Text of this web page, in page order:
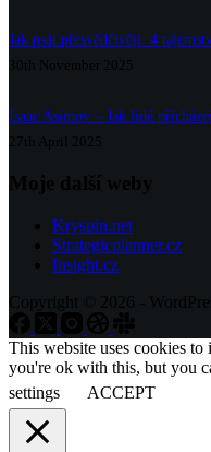
Jak psát přesvědčivěji: 4
30th November 2025
Isaac Asimov – Jak lidé
27th April 2025
Moje další weby
Kryspin.net
Strategicplanner.cz
Insight.cz
Copyright © 2026 -
This website uses cookies
you're ok with this, but you
settings
ACCEPT